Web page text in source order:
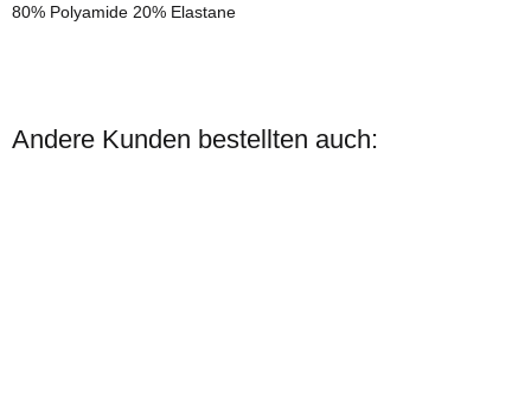
80% Polyamide 20% Elastane
Andere Kunden bestellten auch: